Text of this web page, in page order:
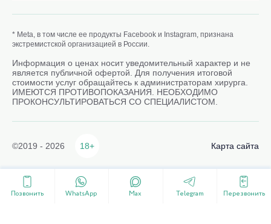
Позвонить WhatsApp Max Telegram Перезвонить
* Meta, в том числе ее продукты Facebook и Instagram, признана
экстремистской организацией в России.
Информация о ценах носит уведомительный характер и не
является публичной офертой. Для получения итоговой
стоимости услуг обращайтесь к администраторам хирурга.
ИМЕЮТСЯ ПРОТИВОПОКАЗАНИЯ. НЕОБХОДИМО
ПРОКОНСУЛЬТИРОВАТЬСЯ СО СПЕЦИАЛИСТОМ.
©2019 - 2026 18+ Карта сайта